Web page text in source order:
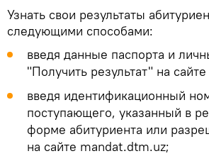
Узнать свои результаты
следующими способами:
введя данные паспорта и
"Получить результат" на
введя идентификационный
поступающего, указанный в
форме абитуриента или
на сайте mandat.dtm.uz;